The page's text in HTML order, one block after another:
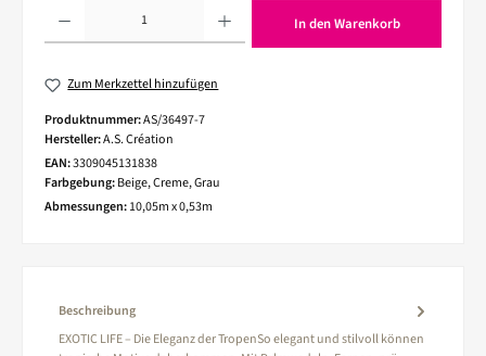
In den Warenkorb
Zum Merkzettel hinzufügen
Produktnummer:AS/36497-7
Hersteller:A.S. Création
EAN:3309045131838
Farbgebung:Beige, Creme, Grau
Abmessungen:10,05m x 0,53m
Beschreibung
EXOTIC LIFE – Die Eleganz der TropenSo elegant und stilvoll können